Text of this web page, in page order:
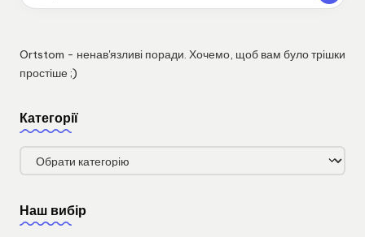
Ortstom - ненав'язливі поради. Хочемо, щоб вам було трішки
простіше ;)
Категорії
Категорії
Наш вибір